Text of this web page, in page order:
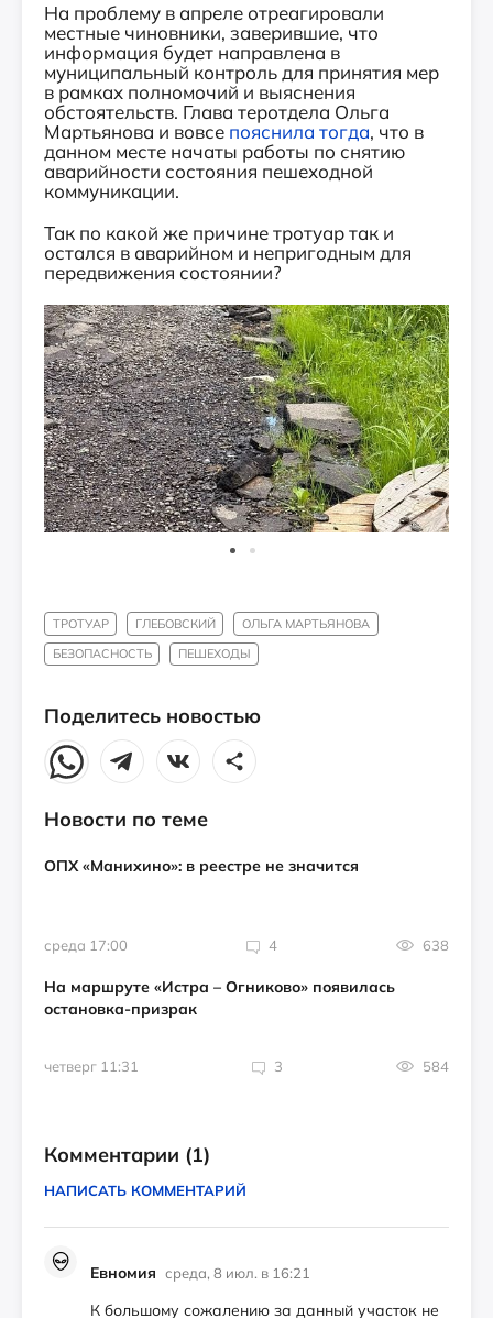
На проблему в апреле отреагировали
местные чиновники, заверившие, что
информация будет направлена в
муниципальный контроль для принятия мер
в рамках полномочий и выяснения
обстоятельств. Глава теротдела Ольга
Мартьянова и вовсе пояснила тогда, что в
данном месте начаты работы по снятию
аварийности состояния пешеходной
коммуникации.
Так по какой же причине тротуар так и
остался в аварийном и непригодным для
передвижения состоянии?
ТРОТУАР ГЛЕБОВСКИЙ
ОЛЬГА МАРТЬЯНОВА
БЕЗОПАСНОСТЬ
ПЕШЕХОДЫ
Поделитесь новостью
Новости по теме
ОПХ «Манихино»: в реестре не значится
среда 17:00 4 638
На маршруте «Истра – Огниково» появилась
остановка-призрак
четверг 11:31 3 584
Комментарии (1)
НАПИСАТЬ КОММЕНТАРИЙ
Евномия среда, 8 июл. в 16:21
К большому сожалению за данный участок не